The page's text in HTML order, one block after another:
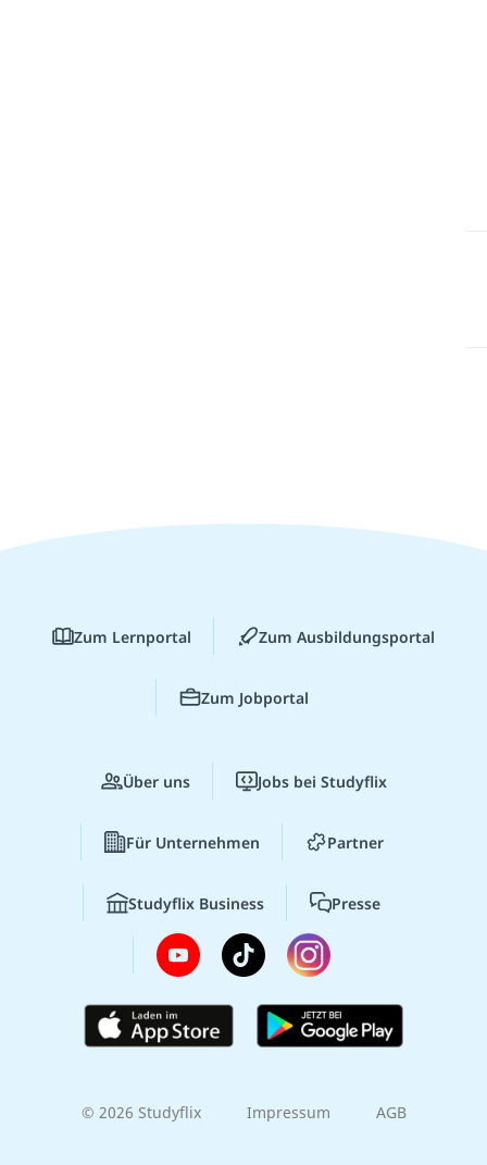
Zum Lernportal Zum Ausbildungsportal
Zum Jobportal
Über uns Jobs bei Studyflix
Für Unternehmen Partner
Studyflix Business Presse
© 2026 Studyflix Impressum AGB